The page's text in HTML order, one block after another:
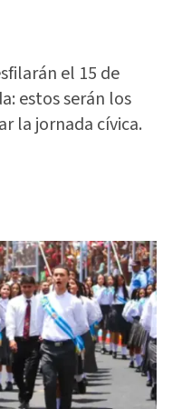
el 15 de
estos serán los
la jornada cívica.